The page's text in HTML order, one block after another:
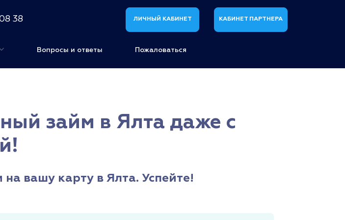
38 ЛИЧНЫЙ КАБИНЕТ КАБИНЕТ ПАРТНЕРА
Вопросы и ответы Пожаловаться
займ в Ялта даже с
вашу карту в Ялта. Успейте!